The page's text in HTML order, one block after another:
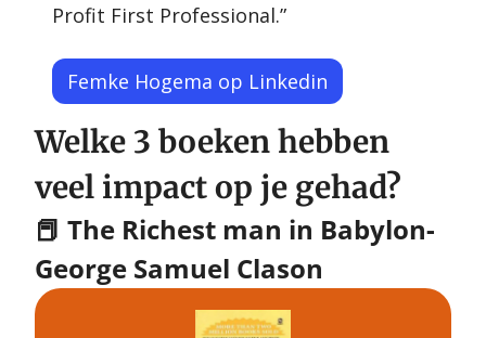
Profit First Professional.”
Femke Hogema op Linkedin
Welke 3 boeken hebben
veel impact op je gehad?
📕 The Richest man in Babylon-
George Samuel Clason